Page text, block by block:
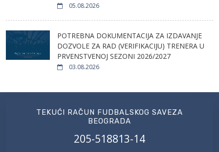
05.08.2026
POTREBNA DOKUMENTACIJA ZA IZDAVANJE
DOZVOLE ZA RAD (VERIFIKACIJU) TRENERA U
PRVENSTVENOJ SEZONI 2026/2027
03.08.2026
TEKUĆI RAČUN FUDBALSKOG SAVEZA
BEOGRADA
205-518813-14